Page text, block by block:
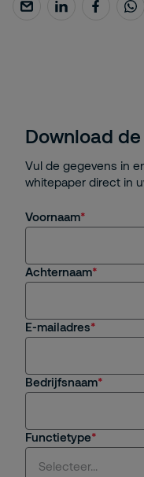
Download
Vul de gegevens in
whitepaper direct in
Voornaam
Achternaam
E-mailadres
Bedrijfsnaam
Functietype
Selecteer...